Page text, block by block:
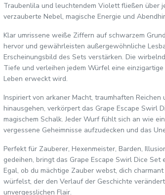
Traubenlila und leuchtendem Violett fließen über
verzauberte Nebel, magische Energie und
Klar umrissene weiße Ziffern auf schwarzem
hervor und gewährleisten außergewöhnliche
Erscheinungsbild des Sets verstärken. Die
Tiefe und verleihen jedem Würfel eine
Leben erweckt wird.
Inspiriert von arkaner Macht, traumhaften
hinausgehen, verkörpert das Grape Escape Swirl
magischem Schalk. Jeder Wurf fühlt sich an wie
vergessene Geheimnisse aufzudecken und das
Perfekt für Zauberer, Hexenmeister, Barden,
gedeihen, bringt das Grape Escape Swirl Dice
Egal, ob du mächtige Zauber webst, dich
würfelst, der den Verlauf der Geschichte
unvergesslichen Flair.